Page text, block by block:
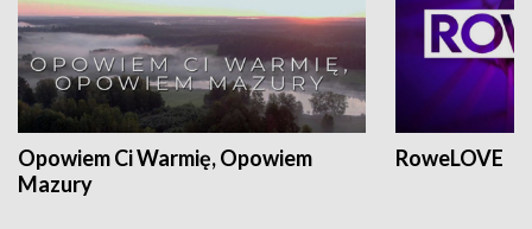
Opowiem Ci Warmię, Opowiem
Mazury
RoweLOVE